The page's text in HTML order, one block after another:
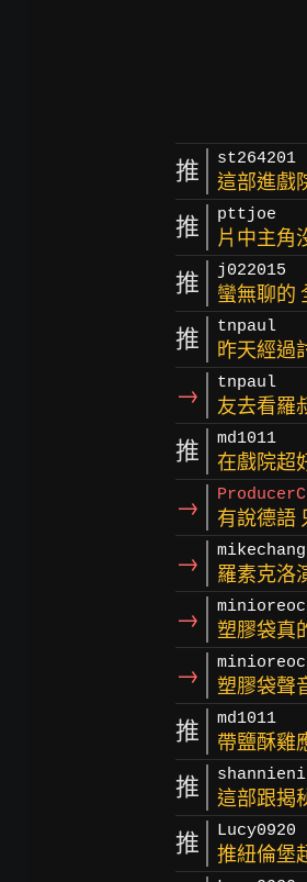
推 st264201
這部進戲
推 pttjoe
片中主角
推 j022015
蠻無聊的
推 tnpaul
昨天經過
→ tnpaul
友去看羅
推 md1011
在戲院超
→ 有說德語
→ 羅素克洛
→ 塑膠袋真
→ 塑膠袋聲
推 md1011
帶鹽酥雞
推 這部跟揭
推 Lucy0920
推紐倫堡